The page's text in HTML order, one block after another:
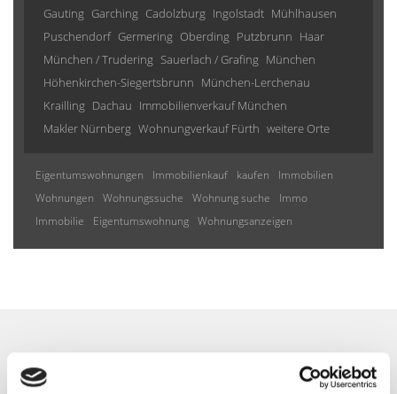
Gauting Garching Cadolzburg Ingolstadt Mühlhausen
Puschendorf Germering Oberding Putzbrunn Haar
München / Trudering Sauerlach / Grafing München
Höhenkirchen-Siegertsbrunn München-Lerchenau
Krailling Dachau Immobilienverkauf München
Makler Nürnberg Wohnungverkauf Fürth weitere Orte
Eigentumswohnungen Immobilienkauf kaufen
Immobilien
Wohnungen
Wohnungssuche Wohnung suche
Immo
Immobilie
Eigentumswohnung Wohnungsanzeigen
Wir informieren Sie